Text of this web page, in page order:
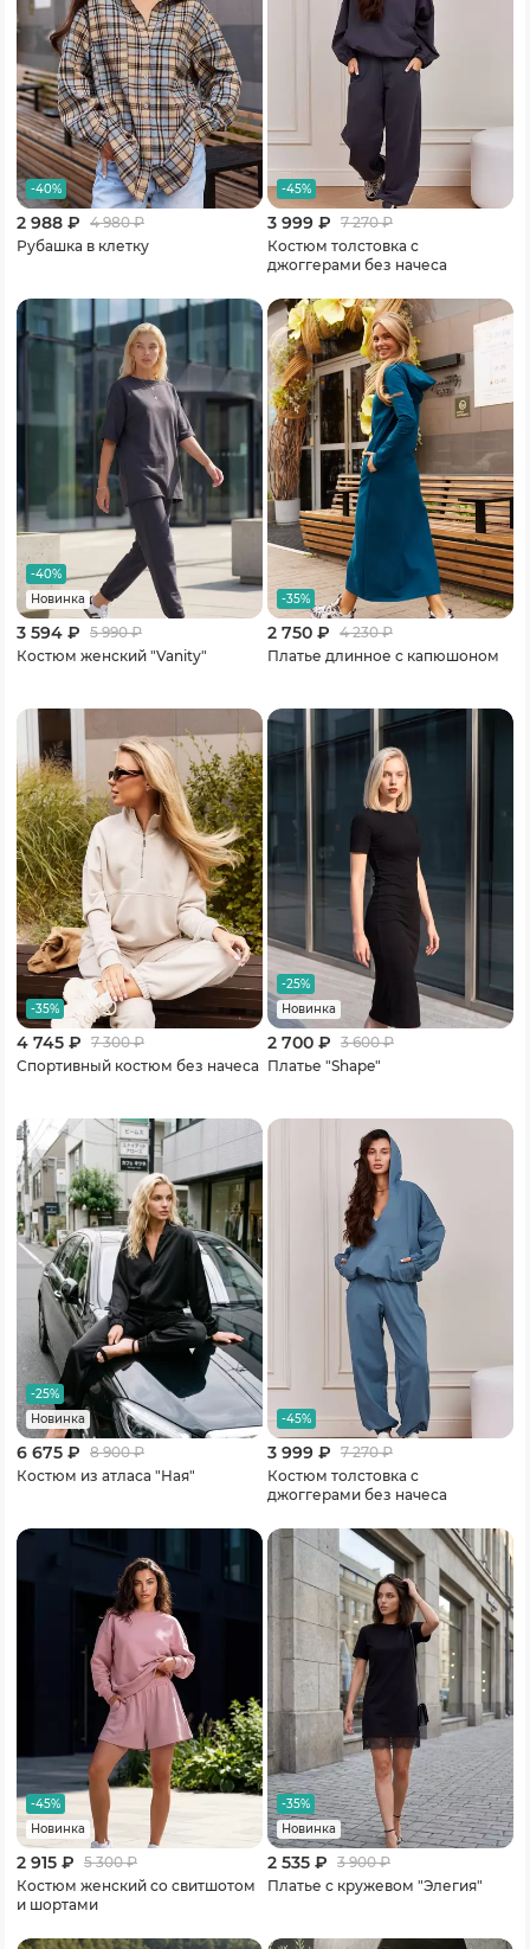
-40%
2 988 ₽ 4 980₽
Рубашка в клетку
-45%
3 999 ₽ 7 270₽
Костюм толстовка с
джоггерами без начеса
-40%
Новинка
3 594 ₽ 5 990₽
Костюм женский "Vanity"
-35%
2 750 ₽ 4 230₽
Платье длинное с капюшоном
-35%
4 745 ₽ 7 300₽
Спортивный костюм без начеса
-25%
Новинка
2 700 ₽ 3 600₽
Платье "Shape"
-25%
Новинка
6 675 ₽ 8 900₽
Костюм из атласа "Ная"
-45%
3 999 ₽ 7 270₽
Костюм толстовка с
джоггерами без начеса
-45%
Новинка
2 915 ₽ 5 300₽
Костюм женский со свитшотом
и шортами
-35%
Новинка
2 535 ₽ 3 900₽
Платье с кружевом "Элегия"